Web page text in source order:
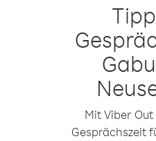
Mit Viber
Gesprächszeit